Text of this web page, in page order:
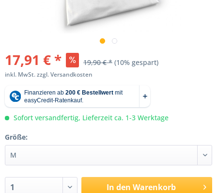
17,91 € * 19,90 € * (10% gespart)
inkl. MwSt.zzgl. Versandkosten
Sofort versandfertig, Lieferzeit ca. 1-3 Werktage
Größe:
In den Warenkorb